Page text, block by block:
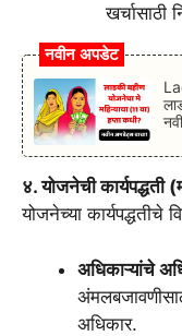
खर्चासाठी
नवीन अपडेट
४. योजनेची कार्यपद्धती
योजनेच्या
अधिकाऱ्यांचे
अधिकार.